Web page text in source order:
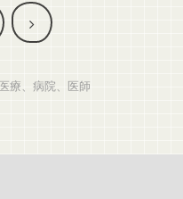
次
医療、病院、医師